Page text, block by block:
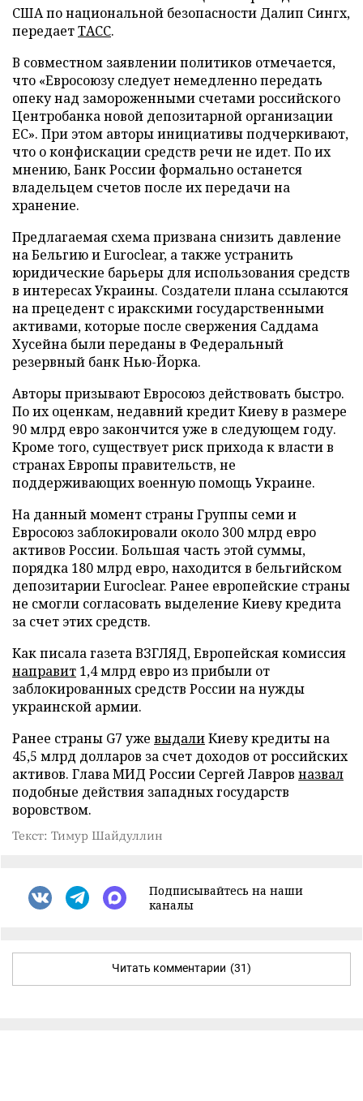
США по национальной безопасности Далип Сингх,
передаетТАСС.
В совместном заявлении политиков отмечается,
что «Евросоюзу следует немедленно передать
опеку над замороженными счетами российского
Центробанка новой депозитарной организации
ЕС». При этом авторы инициативы подчеркивают,
что о конфискации средств речи не идет. По их
мнению, Банк России формально останется
владельцем счетов после их передачи на
хранение.
Предлагаемая схема призвана снизить давление
на Бельгию и Euroclear, а также устранить
юридические барьеры для использования средств
в интересах Украины. Создатели плана ссылаются
на прецедент с иракскими государственными
активами, которые после свержения Саддама
Хусейна были переданы в Федеральный
резервный банк Нью-Йорка.
Авторы призывают Евросоюз действовать быстро.
По их оценкам, недавний кредит Киеву в размере
90 млрд евро закончится уже в следующем году.
Кроме того, существует риск прихода к власти в
странах Европы правительств, не
поддерживающих военную помощь Украине.
На данный момент страны Группы семи и
Евросоюз заблокировали около 300 млрд евро
активов России. Большая часть этой суммы,
порядка 180 млрд евро, находится в бельгийском
депозитарии Euroclear. Ранее европейские страны
не смогли согласовать выделение Киеву кредита
за счет этих средств.
Как писала газета ВЗГЛЯД, Европейская комиссия
направит 1,4 млрд евро из прибыли от
заблокированных средств России на нужды
украинской армии.
Ранее страны G7 уже выдалиКиеву кредиты на
45,5 млрд долларов за счет доходов от российских
активов. Глава МИД России Сергей Лавров назвал
подобные действия западных государств
воровством.
Текст: Тимур Шайдуллин
Подписывайтесь на наши
каналы
Читать комментарии (31)